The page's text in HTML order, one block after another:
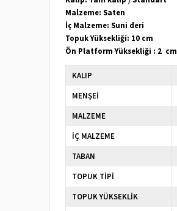
Malzeme: Saten
İç Malzeme: Suni deri
Topuk Yüksekliği: 10 cm
Ön Platform Yüksekliği : 2 cm
KALIP
MENŞEİ
MALZEME
İÇ MALZEME
TABAN
TOPUK TİPİ
TOPUK YÜKSEKLİK